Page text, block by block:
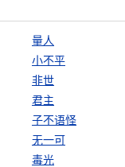
量人
小不平
非世
君主
子不语怪
无一可
毒光